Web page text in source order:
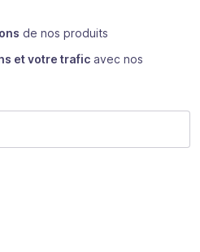
de nos produits
et votre trafic avec nos
des fins de validation et